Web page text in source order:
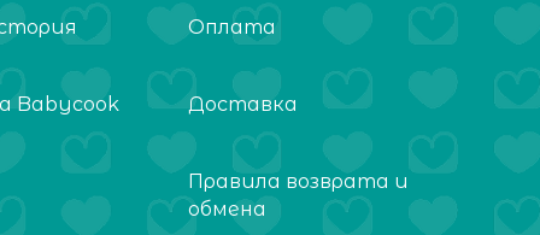
Babycook
Оплата
Доставка
Правила возврата и
обмена